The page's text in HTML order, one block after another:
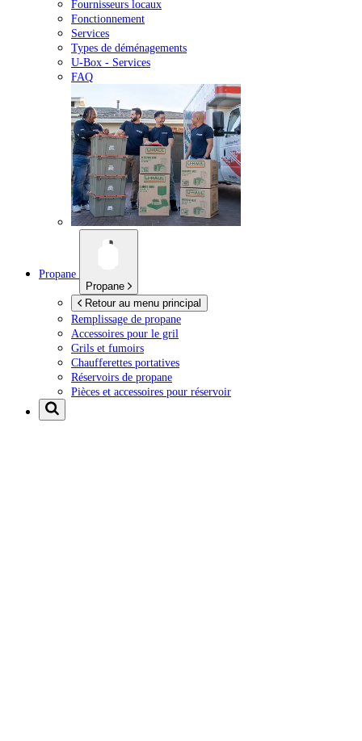
Fournisseurs locaux
Fonctionnement
Services
Types de déménagements
U-Box - Services
FAQ
Propane
Propane
Retour au menu principal
Remplissage de propane
Accessoires pour le gril
Grils et fumoirs
Chaufferettes portatives
Réservoirs de propane
Pièces et accessoires pour réservoir